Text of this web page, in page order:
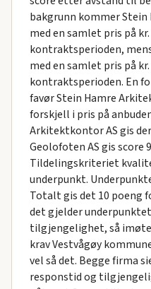
bakgrunn kommer
med en samlet pris på kr.
kontraktsperioden,
med en samlet pris på kr.
kontraktsperioden. En
favør Stein Hamre
forskjell i pris på
Arkitektkontor AS gis
Geolofoten AS gis score
Tildelingskriteriet
underpunkt.
Totalt gis det 10 poeng
det gjelder
tilgjengelighet, så
krav Vestvågøy
vel så det. Begge firma
responstid og